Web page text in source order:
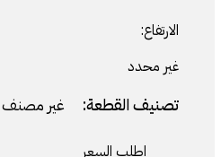
الارتفاع:
غير محدد
تصنيف القطعة: غير مصنف
اطلب السعر